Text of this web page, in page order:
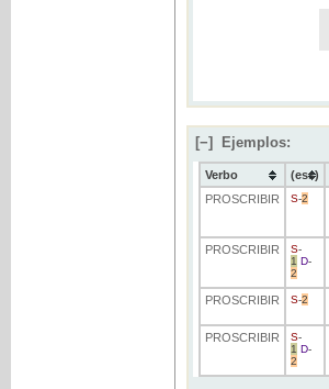
[−] Ejemplos:
Verbo (ess)
PROSCRIBIR
S-2
PROSCRIBIR
S-
1 D-
2
PROSCRIBIR
S-2
PROSCRIBIR
S-
1 D-
2